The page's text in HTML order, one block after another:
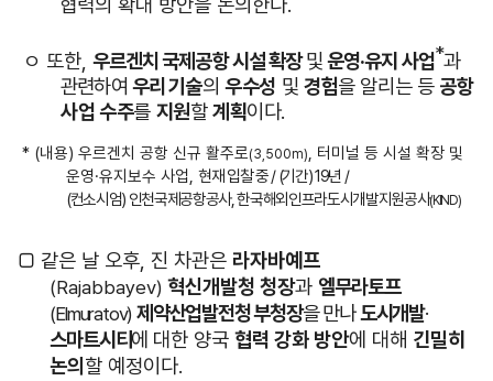
협력의 확대 방안을 논의한다.
ㅇ 또한, 우르겐치 국제공항 시설 확장및운영·유지 사업*과
관련하여 우리 기술의우수성 및 경험을 알리는 등 공항
사업 수주를 지원할계획이다.
* (내용) 우르겐치 공항 신규 활주로(3,500m), 터미널 등 시설 확장 및
운영·유지보수 사업, 현재 입찰 중 / (기간) 19년 /
(컨소시엄) 인천국제공항공사, 한국해외인프라도시개발지원공사(KIND)
□ 같은 날 오후, 진 차관은 라자바예프
(Rajabbayev) 혁신개발청 청장과 엘무라토프
(Elmuratov) 제약산업발전청 부청장을 만나도시개발·
스마트시티에 대한 양국협력 강화 방안에 대해 긴밀히
논의 할 예정이다.